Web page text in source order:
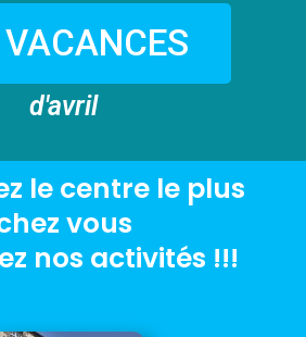
VACANCES
d'avril
le centre le plus
vous
nos activités !!!